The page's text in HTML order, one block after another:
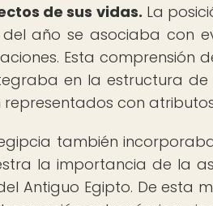
de sus vidas. La
año se asociaba con
Esta comprensión
en la estructura
representados con
también
la importancia de la
Antiguo Egipto. De esta